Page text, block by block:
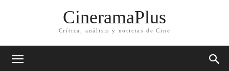
CineramaPlus
Crítica, análisis y noticias de Cine